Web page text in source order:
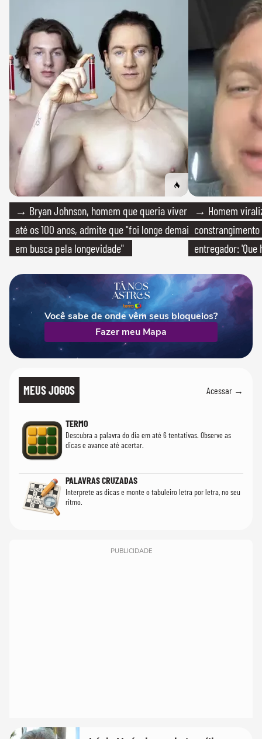
→ Bryan Johnson, homem que queria viver
até os 100 anos, admite que "foi longe demais
em busca pela longevidade"
→ Homem
entregador: 'Que
Você sabe de onde vêm seus bloqueios?
Fazer meu Mapa
MEUS JOGOS Acessar →
TERMO
Descubra a palavra do dia em até 6 tentativas. Observe as
dicas e avance até acertar.
PALAVRAS CRUZADAS
Interprete as dicas e monte o tabuleiro letra por letra, no seu
ritmo.
PUBLICIDADE